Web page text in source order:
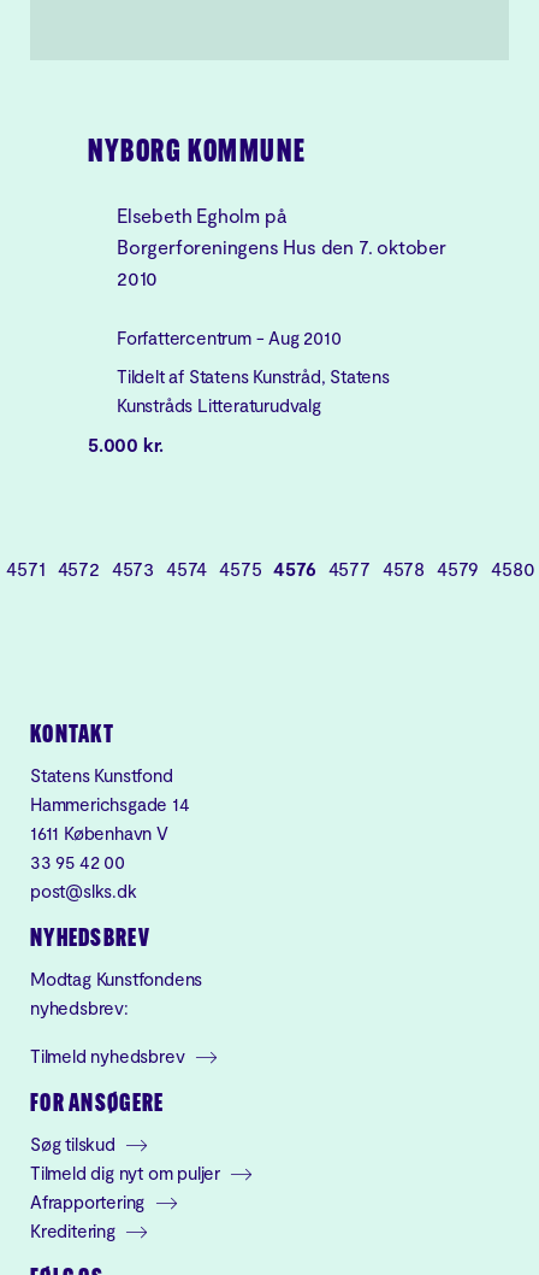
NYBORG KOMMUNE
Elsebeth Egholm på
Borgerforeningens Hus den 7. oktober
2010
Forfattercentrum - Aug 2010
Tildelt af Statens Kunstråd, Statens
Kunstråds Litteraturudvalg
5.000 kr.
4571 4572 4573 4574 4575 4576 4577 4578 4579 4580
KONTAKT
Statens Kunstfond
Hammerichsgade 14
1611 København V
33 95 42 00
post@slks.dk
NYHEDSBREV
Modtag Kunstfondens
nyhedsbrev:
Tilmeld nyhedsbrev
FOR ANSØGERE
Søg tilskud
Tilmeld dig nyt om puljer
Afrapportering
Kreditering